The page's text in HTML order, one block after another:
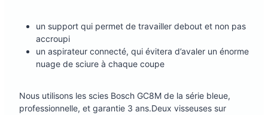
un support qui permet de travailler debout et non pas
accroupi
un aspirateur connecté, qui évitera d’avaler un énorme
nuage de sciure à chaque coupe
Nous utilisons les scies Bosch GC8M de la série bleue,
professionnelle, et garantie 3 ans.Deux visseuses sur